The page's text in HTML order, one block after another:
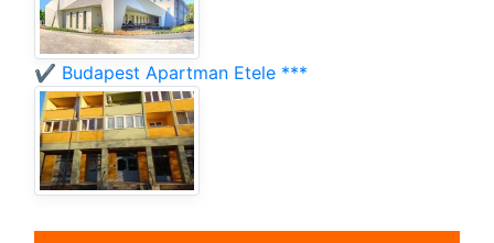
✔️ Budapest Apartman Etele ***